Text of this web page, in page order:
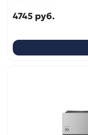
4745 руб.